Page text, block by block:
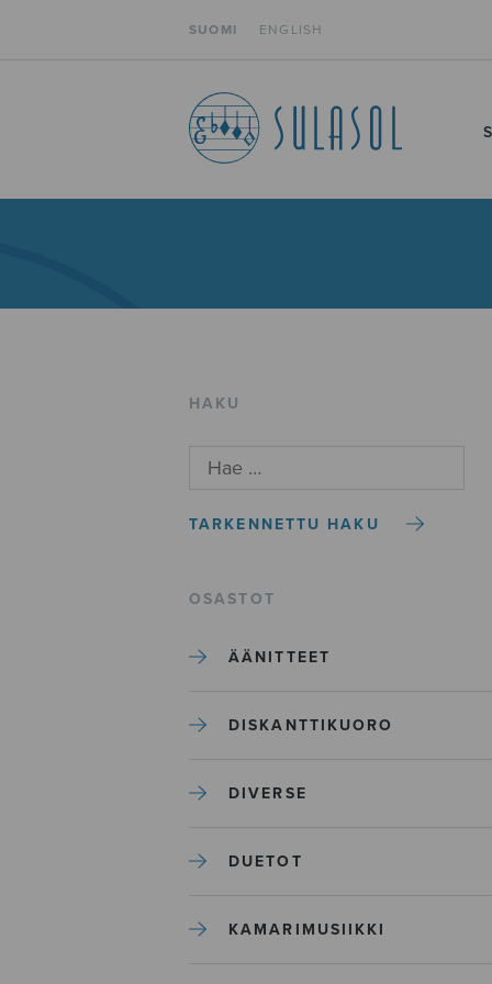
SUOMI ENGLISH
HAKU
TARKENNETTU HAKU
OSASTOT
ÄÄNITTEET
DISKANTTIKUORO
DIVERSE
DUETOT
KAMARIMUSIIKKI